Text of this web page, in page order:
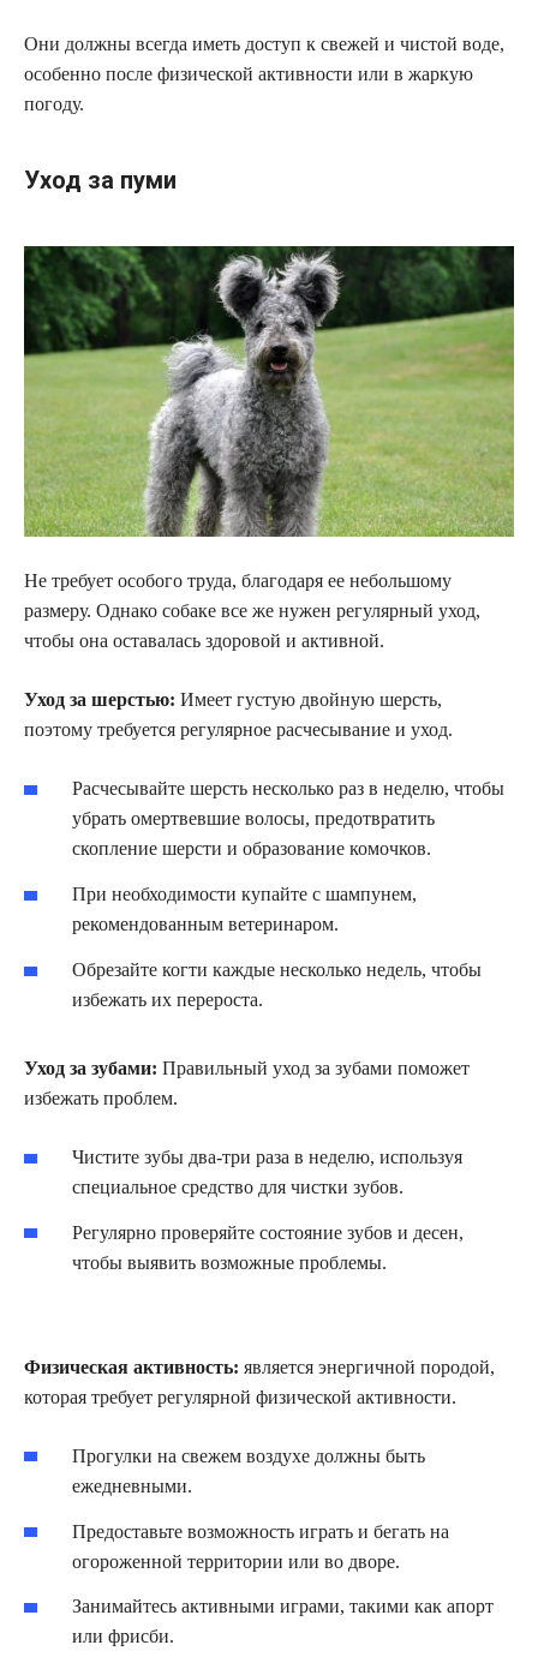
Они должны всегда иметь доступ к свежей и чистой воде,
особенно после физической активности или в жаркую
погоду.
Уход за пуми
Не требует особого труда, благодаря ее небольшому
размеру. Однако собаке все же нужен регулярный уход,
чтобы она оставалась здоровой и активной.
Уход за шерстью: Имеет густую двойную шерсть,
поэтому требуется регулярное расчесывание и уход.
Расчесывайте шерсть несколько раз в неделю, чтобы
убрать омертвевшие волосы, предотвратить
скопление шерсти и образование комочков.
При необходимости купайте с шампунем,
рекомендованным ветеринаром.
Обрезайте когти каждые несколько недель, чтобы
избежать их перероста.
Уход за зубами: Правильный уход за зубами поможет
избежать проблем.
Чистите зубы два-три раза в неделю, используя
специальное средство для чистки зубов.
Регулярно проверяйте состояние зубов и десен,
чтобы выявить возможные проблемы.
Физическая активность: является энергичной породой,
которая требует регулярной физической активности.
Прогулки на свежем воздухе должны быть
ежедневными.
Предоставьте возможность играть и бегать на
огороженной территории или во дворе.
Занимайтесь активными играми, такими как апорт
или фрисби.